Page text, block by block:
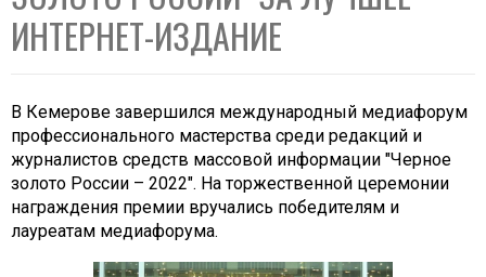
ИНТЕРНЕТ-ИЗДАНИЕ
В Кемерове завершился международный медиафорум
профессионального мастерства среди редакций и
журналистов средств массовой информации "Черное
золото России – 2022". На торжественной церемонии
награждения премии вручались победителям и
лауреатам медиафорума.